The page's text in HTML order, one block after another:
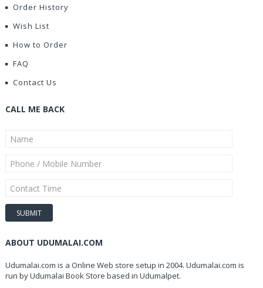
Order History
Wish List
How to Order
FAQ
Contact Us
CALL ME BACK
ABOUT UDUMALAI.COM
Udumalai.com is a Online Web store setup in 2004. Udumalai.com is
run by Udumalai Book Store based in Udumalpet.